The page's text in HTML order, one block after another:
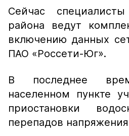
Сейчас
района ведут
включению данных
ПАО «Россети-Юг».
В последнее
населенном пункте
приостановки
перепадов